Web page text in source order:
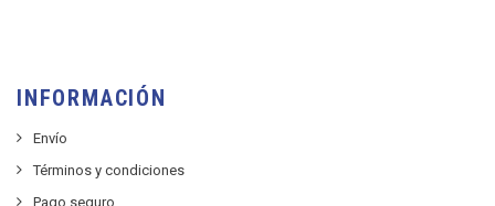
INFORMACIÓN
Envío
Términos y condiciones
Pago seguro